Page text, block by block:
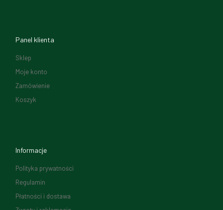
Panel klienta
Sklep
Moje konto
Zamówienie
Koszyk
Informacje
Polityka prywatności
Regulamin
Płatności i dostawa